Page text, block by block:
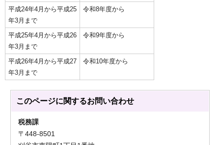
平成24年4月から平成25
年3月まで
令和8年度から
平成25年4月から平成26
年3月まで
令和9年度から
平成26年4月から平成27
年3月まで
令和10年度から
このページに関するお問い合わせ
税務課
〒448-8501